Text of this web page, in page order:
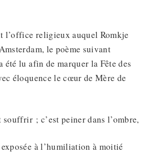
l’office religieux auquel Romkje
le poème suivant
été lu afin de marquer la Fête des
éloquence le cœur de Mère de
souffrir ; c’est peiner dans l’ombre,
à l’humiliation à moitié